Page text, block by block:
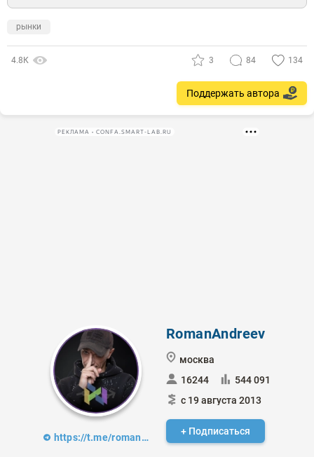
рынки
4.8К 3 84 134
Поддержать автора
РЕКЛАМА • CONFA.SMART-LAB.RU
https://t.me/romanandreev_trader
RomanAndreev
москва
16244
544 091
с 19 августа 2013
+ Подписаться